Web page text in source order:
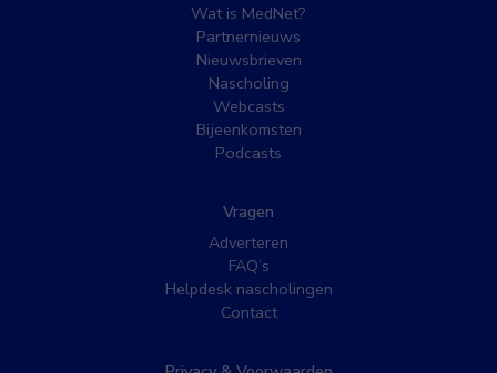
Wat is MedNet?
Partnernieuws
Nieuwsbrieven
Nascholing
Webcasts
Bijeenkomsten
Podcasts
Vragen
Adverteren
FAQ’s
Helpdesk nascholingen
Contact